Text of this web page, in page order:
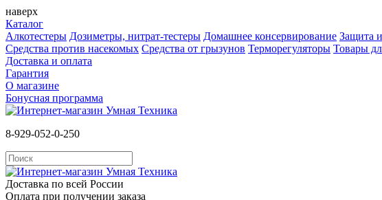
наверх
Каталог
Алкотестеры Дозиметры, нитрат-тестеры Домашнее консервирование Защита
Средства против насекомых Cредства от грызунов Терморегуляторы Товары
Доставка и оплата
Гарантия
О магазине
Бонусная программа
8-929-052-0-250
Доставка по всей России
Оплата при получении заказа